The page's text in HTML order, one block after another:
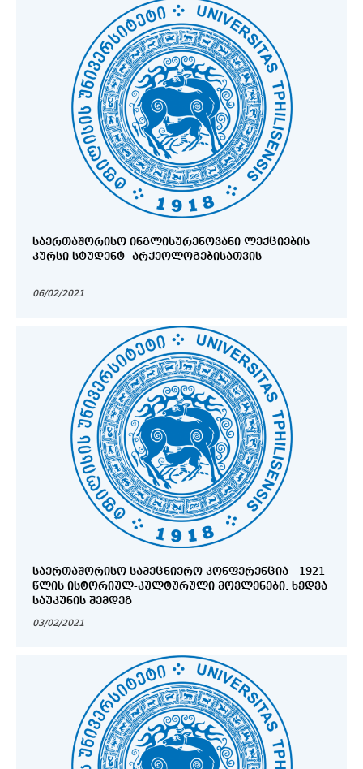
ᲡᲐᲔᲠᲗᲐᲨᲝᲠᲘᲡᲝ ᲘᲜᲒᲚᲘᲡᲣᲠᲔᲜᲝᲕᲐᲜᲘ ᲚᲔᲥᲪᲘᲔᲑᲘᲡ
ᲙᲣᲠᲡᲘ ᲡᲢᲣᲓᲔᲜᲢ- ᲐᲠᲥᲔᲝᲚᲝᲒᲔᲑᲘᲡᲐᲗᲕᲘᲡ
06/02/2021
ᲡᲐᲔᲠᲗᲐᲨᲝᲠᲘᲡᲝ ᲡᲐᲛᲔᲪᲜᲘᲔᲠᲝ ᲙᲝᲜᲤᲔᲠᲔᲜᲪᲘᲐ - 1921
ᲬᲚᲘᲡ ᲘᲡᲢᲝᲠᲘᲣᲚ-ᲙᲣᲚᲢᲣᲠᲣᲚᲘ ᲛᲝᲕᲚᲔᲜᲔᲑᲘ: ᲮᲔᲓᲕᲐ
ᲡᲐᲣᲙᲣᲜᲘᲡ ᲨᲔᲛᲓᲔᲒ
03/02/2021